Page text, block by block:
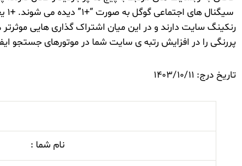
رنکینگ سایت دارند و در این میان اشتراک گذاری هایی
پررنگی را در افزایش رتبه ی سایت شما در موتورهای جستجو
تاریخ درج: 1403/10/11
نام شما :